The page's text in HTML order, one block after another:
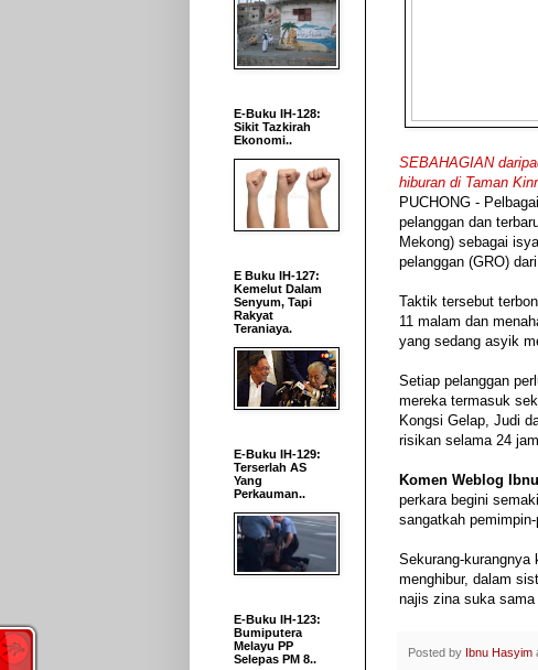
SEBAHAGIAN
hiburan di Taman
PUCHONG -
pelanggan dan
Mekong) sebagai
pelanggan (GRO)
Taktik tersebut
11 malam dan
yang sedang asyik
Setiap pelanggan
mereka termasuk
Kongsi Gelap, Judi
risikan selama 24
Komen Weblog
perkara begini
sangatkah
Sekurang-kurangnya
menghibur, dalam
najis zina suka
Posted by Ibnu Hasyim
E-Buku IH-128:
Sikit Tazkirah
Ekonomi..
E Buku IH-127:
Kemelut Dalam
Senyum, Tapi
Rakyat
Teraniaya.
E-Buku IH-129:
Terserlah AS
Yang
Perkauman..
E-Buku IH-123:
Bumiputera
Melayu PP
Selepas PM 8..